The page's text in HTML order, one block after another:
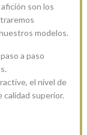
son los
modelos.
a paso
el nivel de
superior.